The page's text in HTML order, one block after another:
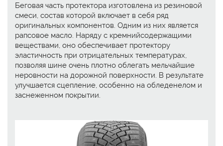
Беговая часть протектора изготовлена из резиновой
смеси, состав которой включает в себя ряд
оригинальных компонентов. Одним из них является
рапсовое масло. Наряду с кремнийсодержащими
веществами, оно обеспечивает протектору
эластичность при отрицательных температурах,
позволяя шине очень плотно облегать мельчайшие
неровности на дорожной поверхности. В результате
улучшается сцепление, особенно на обледенелом и
заснеженном покрытии.